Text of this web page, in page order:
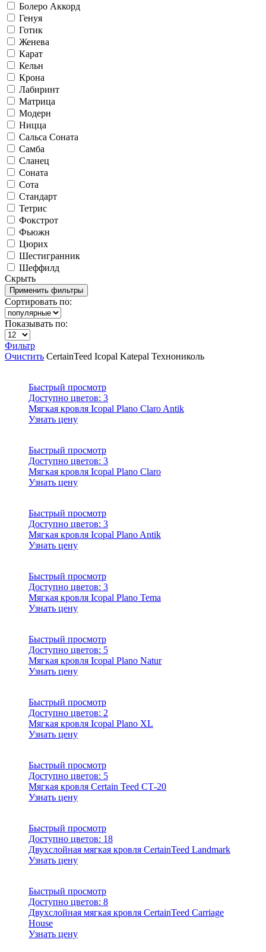
Болеро Аккорд
Генуя
Готик
Женева
Карат
Кельн
Крона
Лабиринт
Матрица
Модерн
Ницца
Сальса Соната
Самба
Сланец
Соната
Сота
Стандарт
Тетрис
Фокстрот
Фьюжн
Цюрих
Шестигранник
Шеффилд
Скрыть
Сортировать по:
Показывать по:
Фильтр
Очистить CertainTeed Icopal Katepal Технониколь
Быстрый просмотр
Доступно цветов: 3
Мягкая кровля Icopal Plano Claro Antik
Узнать цену
Быстрый просмотр
Доступно цветов: 3
Мягкая кровля Icopal Plano Claro
Узнать цену
Быстрый просмотр
Доступно цветов: 3
Мягкая кровля Icopal Plano Antik
Узнать цену
Быстрый просмотр
Доступно цветов: 3
Мягкая кровля Icopal Plano Tema
Узнать цену
Быстрый просмотр
Доступно цветов: 5
Мягкая кровля Icopal Plano Natur
Узнать цену
Быстрый просмотр
Доступно цветов: 2
Мягкая кровля Icopal Plano XL
Узнать цену
Быстрый просмотр
Доступно цветов: 5
Мягкая кровля Certain Teed СТ-20
Узнать цену
Быстрый просмотр
Доступно цветов: 18
Двухслойная мягкая кровля CertainTeed Landmark
Узнать цену
Быстрый просмотр
Доступно цветов: 8
Двухслойная мягкая кровля CertainTeed Carriage
House
Узнать цену